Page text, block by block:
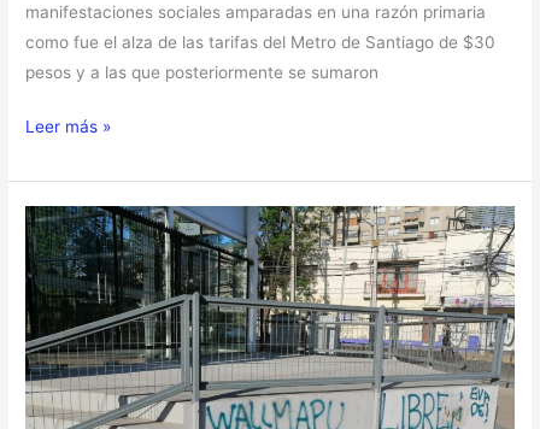
manifestaciones sociales amparadas en una razón primaria
como fue el alza de las tarifas del Metro de Santiago de $30
pesos y a las que posteriormente se sumaron
Leer más »
¿Qué
significa
ACAB-
1312?